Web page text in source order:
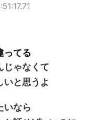
ってる
じゃなくて
いと思うよ
いなら